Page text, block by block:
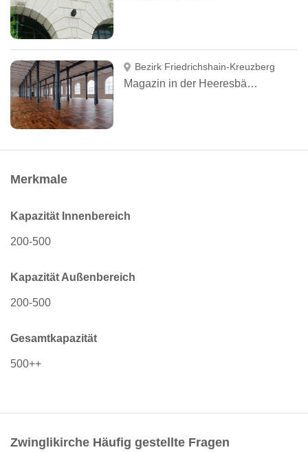
Bezirk Friedrichshain-Kreuzberg
Magazin in der Heeresbäckerei
Merkmale
Kapazität Innenbereich
200-500
Kapazität Außenbereich
200-500
Gesamtkapazität
500++
Zwinglikirche Häufig gestellte Fragen